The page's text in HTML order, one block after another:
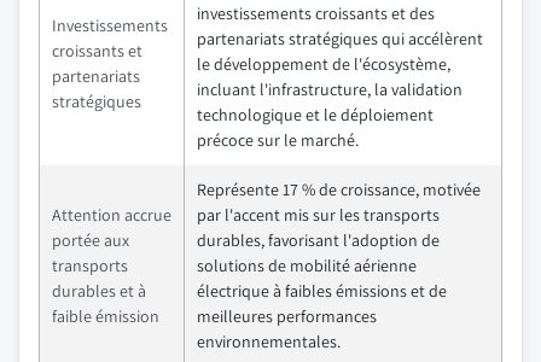
Investissements
croissants et
partenariats
stratégiques
investissements croissants et des
partenariats stratégiques qui accélèrent
le développement de l'écosystème,
incluant l'infrastructure, la validation
technologique et le déploiement
précoce sur le marché.
Attention accrue
portée aux
transports
durables et à
faible émission
Représente 17 % de croissance, motivée
par l'accent mis sur les transports
durables, favorisant l'adoption de
solutions de mobilité aérienne
électrique à faibles émissions et de
meilleures performances
environnementales.